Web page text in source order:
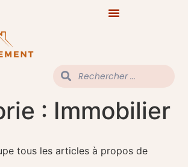
: Immobilier
tous les articles à propos de